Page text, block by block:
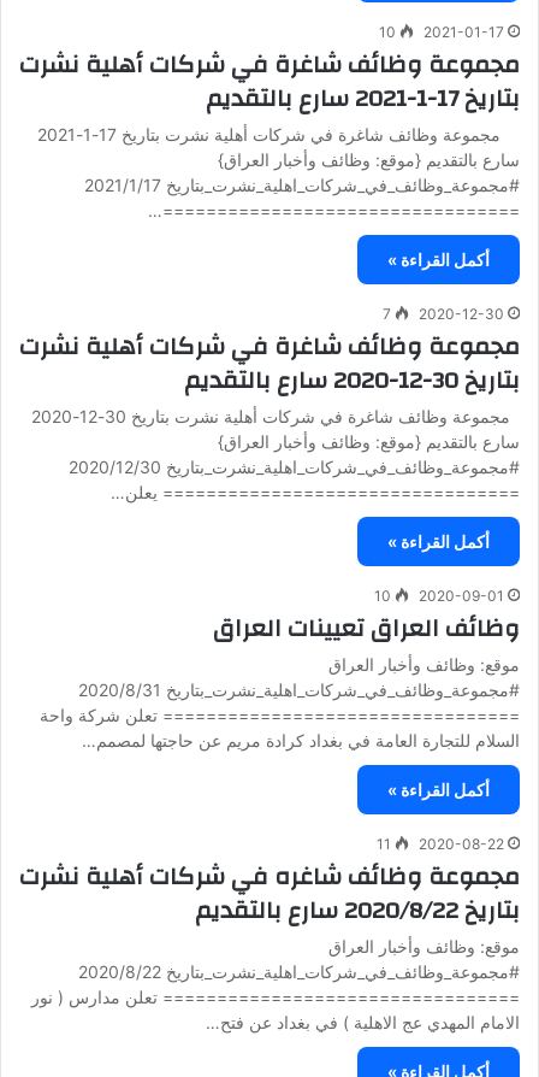
2021-01-17
10
مجموعة وظائف شاغرة في شركات أهلية نشرت
بتاريخ 17-1-2021 سارع بالتقديم
مجموعة وظائف شاغرة في شركات أهلية نشرت بتاريخ 17-1-2021
سارع بالتقديم {موقع: وظائف وأخبار العراق}
#مجموعة_وظائف_في_شركات_اهلية_نشرت_بتاريخ 2021/1/17
=================================…
أكمل القراءة »
2020-12-30
7
مجموعة وظائف شاغرة في شركات أهلية نشرت
بتاريخ 30-12-2020 سارع بالتقديم
مجموعة وظائف شاغرة في شركات أهلية نشرت بتاريخ 30-12-2020
سارع بالتقديم {موقع: وظائف وأخبار العراق}
#مجموعة_وظائف_في_شركات_اهلية_نشرت_بتاريخ 2020/12/30
================================= يعلن…
أكمل القراءة »
2020-09-01
10
وظائف العراق تعيينات العراق
موقع: وظائف وأخبار العراق
================================= تعلن شركة واحة
السلام للتجارة العامة في بغداد كرادة مريم عن حاجتها لمصمم…
أكمل القراءة »
2020-08-22
11
مجموعة وظائف شاغره في شركات أهلية نشرت
بتاريخ 2020/8/22 سارع بالتقديم
موقع: وظائف وأخبار العراق
================================= تعلن مدارس ( نور
الامام المهدي عج الاهلية ) في بغداد عن فتح…
أكمل القراءة »